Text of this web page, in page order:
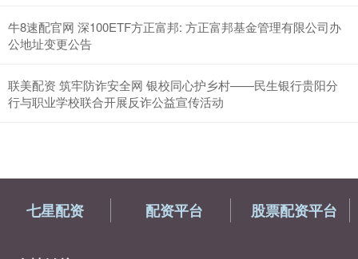
牛8速配官网 深100ETF方正富邦: 方正富邦基金管理有限公司办
公地址变更公告
联美配资 筑牢防诈安全网 银校同心护乡村——民生银行贵阳分
行与职业学校联合开展反诈公益宣传活动
七星配资 配资平台 股票配资平台